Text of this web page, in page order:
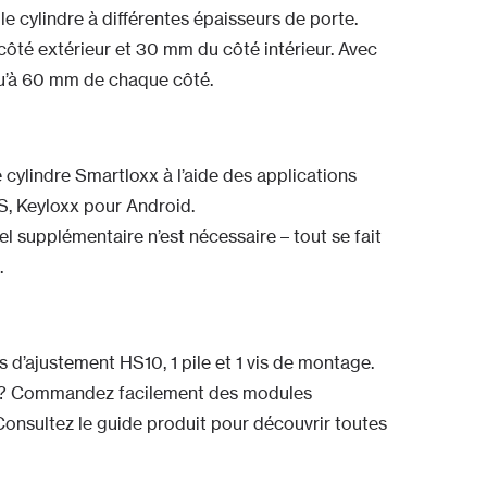
cylindre à différentes épaisseurs de porte.
extérieur et 30 mm du côté intérieur. Avec
60 mm de chaque côté.
Smartloxx à l’aide des applications
Keyloxx pour Android.
supplémentaire n’est nécessaire – tout se fait
HS10, 1 pile et 1 vis de montage.
Commandez facilement des modules
le guide produit pour découvrir toutes